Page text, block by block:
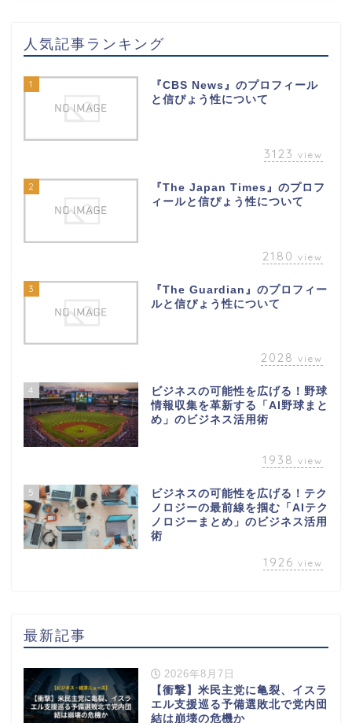
人気記事ランキング
1
『CBS News』のプロフィール
と信ぴょう性について
3123 view
2
『The Japan Times』のプロフ
ィールと信ぴょう性について
2180 view
3
『The Guardian』のプロフィー
ルと信ぴょう性について
2028 view
4
ビジネスの可能性を広げる！野球
情報収集を革新する「AI野球まと
め」のビジネス活用術
1938 view
5
ビジネスの可能性を広げる！テク
ノロジーの最前線を掴む「AIテク
ノロジーまとめ」のビジネス活用
術
1926 view
最新記事
2026年8月7日
【衝撃】米民主党に亀裂、イスラ
エル支援巡る予備選敗北で党内団
結は崩壊の危機か